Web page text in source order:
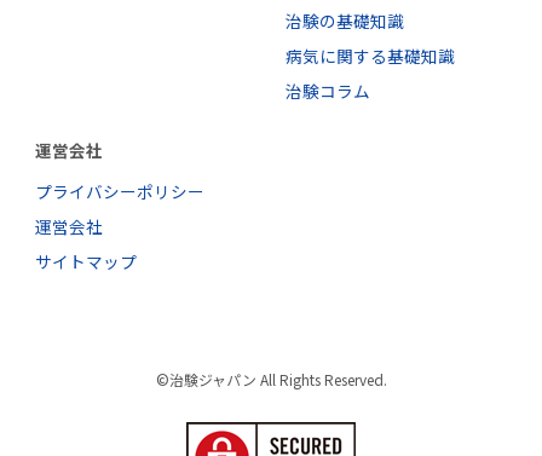
治験の基礎知識
病気に関する基礎知識
治験コラム
運営会社
プライバシーポリシー
運営会社
サイトマップ
©治験ジャパン All Rights Reserved.